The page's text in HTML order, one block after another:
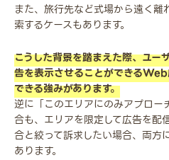
また、旅行先など式場から遠く
索するケースもあります。
こうした背景を踏まえた際、ユー
告を表示させることができる
できる強みがあります。
逆に「このエリアにのみアプロー
合も、エリアを限定して広告を配
合と絞って訴求したい場合、両方
あります。